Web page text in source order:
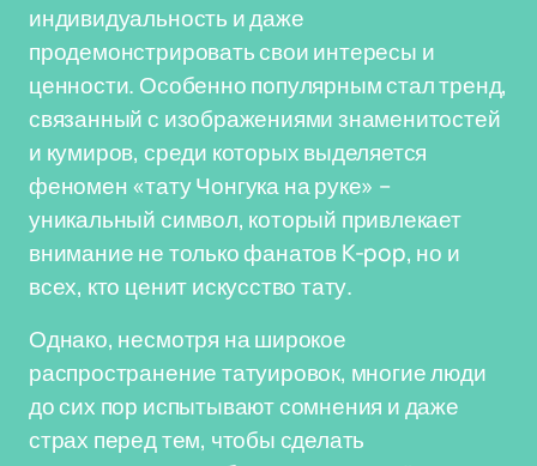
индивидуальность и даже
продемонстрировать свои интересы и
ценности. Особенно популярным стал тренд,
связанный с изображениями знаменитостей
и кумиров, среди которых выделяется
феномен «тату Чонгука на руке» –
уникальный символ, который привлекает
внимание не только фанатов K-pop, но и
всех, кто ценит искусство тату.
Однако, несмотря на широкое
распространение татуировок, многие люди
до сих пор испытывают сомнения и даже
страх перед тем, чтобы сделать